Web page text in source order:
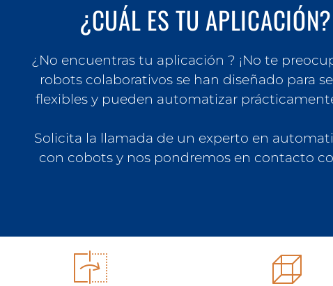
¿CUÁL ES TU APLICACIÓN?
¿No encuentras tu aplicación ? ¡No te
robots colaborativos se han diseñado para
flexibles y pueden automatizar
Solicita la llamada de un experto en
con cobots y nos pondremos en contacto